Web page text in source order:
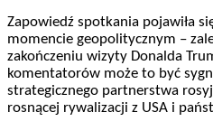
Zapowiedź spotkania pojawiła
momencie geopolitycznym –
zakończeniu wizyty Donalda
komentatorów może to być
strategicznego partnerstwa
rosnącej rywalizacji z USA i